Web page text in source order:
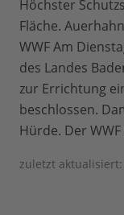
Höchster
Fläche.
WWF Am
des Landes
zur Errichtung
beschlossen.
Hürde. Der
zuletzt aktualisiert: